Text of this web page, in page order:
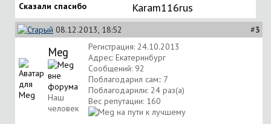
Сказали спасибо Karam116rus
08.12.2013, 18:52 #3
Meg
Наш
человек
Регистрация: 24.10.2013
Адрес: Екатеринбург
Сообщений: 92
Поблагодарил сам:: 7
Поблагодарили: 24 раз(а)
Вес репутации: 160